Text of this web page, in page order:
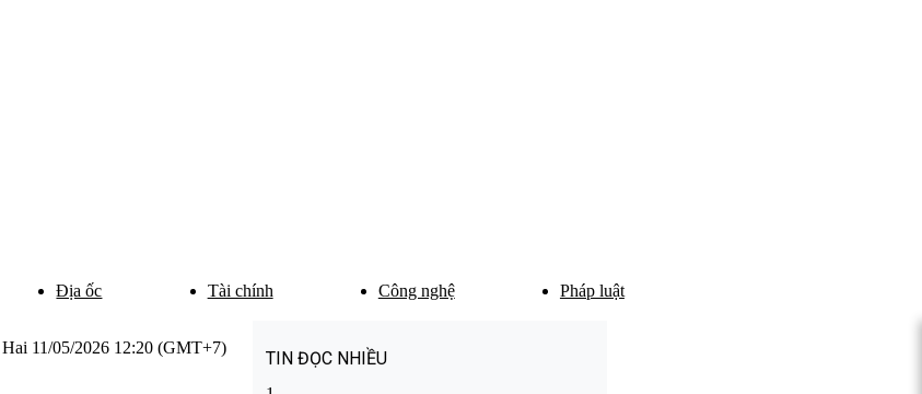
Địa ốc Tài chính Công nghệ Pháp luật
11/05/2026 12:20 (GMT+7)
TIN ĐỌC NHIỀU